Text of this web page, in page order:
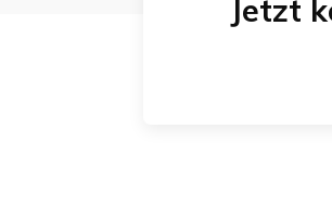
Jetzt